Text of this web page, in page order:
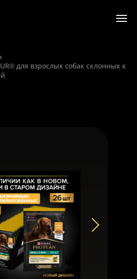
для взрослых собак склонных к